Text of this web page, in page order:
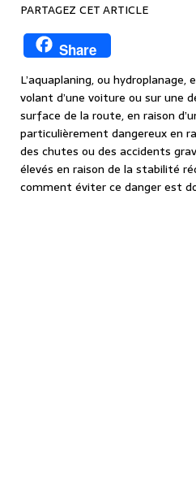
PARTAGEZ CET ARTICLE
Share
L’aquaplaning, ou
volant d’une voiture ou sur une
surface de la route, en raison
particulièrement dangereux en
des chutes ou des accidents
élevés en raison de la stabilité
comment éviter ce danger est